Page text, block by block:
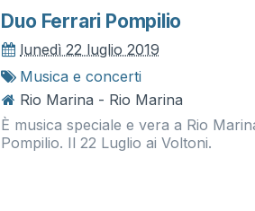
Duo Ferrari Pompilio
lunedì 22 luglio 2019
Musica e concerti
Rio Marina - Rio Marina
È musica speciale e vera a Rio
Pompilio. Il 22 Luglio ai Voltoni.